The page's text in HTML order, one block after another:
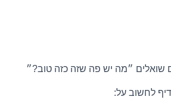
שואלים ״מה יש פה שזה כזה טוב?״
לחשוב על: